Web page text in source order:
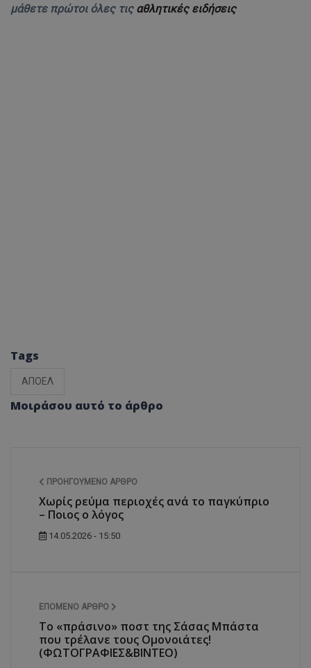
μάθετε πρώτοι όλες τις αθλητικές ειδήσεις
Tags
ΑΠΟΕΛ
Μοιράσου αυτό το άρθρο
ΠΡΟΗΓΟΎΜΕΝΟ ΆΡΘΡΟ
Χωρίς ρεύμα περιοχές ανά το παγκύπριο
– Ποιος ο λόγος
14.05.2026 - 15:50
ΕΠΌΜΕΝΟ ΆΡΘΡΟ
Το «πράσινο» ποστ της Σάσας Μπάστα
που τρέλανε τους Ομονοιάτες!
(ΦΩΤΟΓΡΑΦΙΕΣ&ΒΙΝΤΕΟ)